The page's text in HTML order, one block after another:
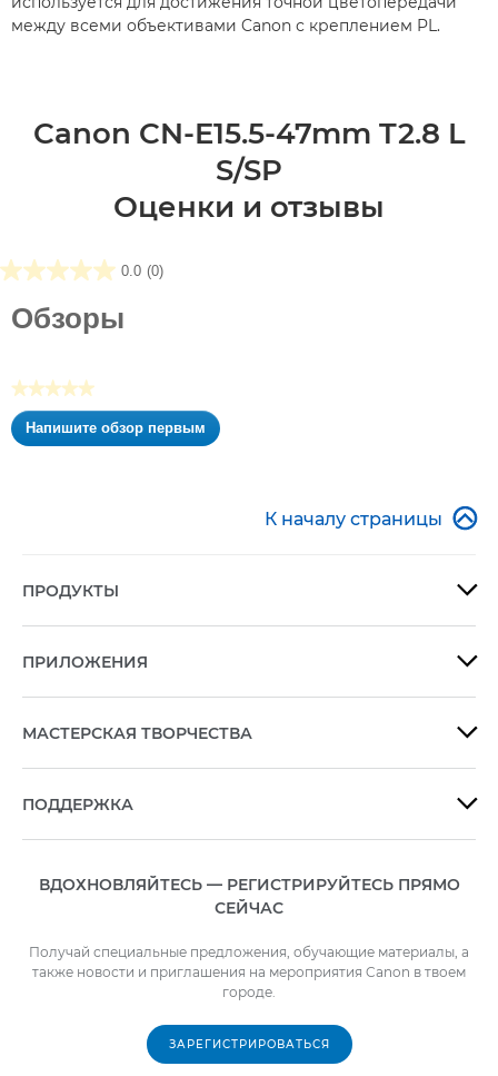
между всеми объективами Canon с креплением PL.
Canon CN-E15.5-47mm T2.8 L
S/SP
Оценки и отзывы
0.0 (0)
0.0
звезд.
Обзоры
★★★★★
Нет
оценки
Напишите обзор первым
.
диалогового
К началу страницы 
ПРОДУКТЫ 
ПРИЛОЖЕНИЯ 
МАСТЕРСКАЯ ТВОРЧЕСТВА 
ПОДДЕРЖКА 
ВДОХНОВЛЯЙТЕСЬ — РЕГИСТРИРУЙТЕСЬ ПРЯМО
СЕЙЧАС
Получай специальные предложения, обучающие материалы, а
также новости и приглашения на мероприятия Canon в твоем
городе.
ЗАРЕГИСТРИРОВАТЬСЯ